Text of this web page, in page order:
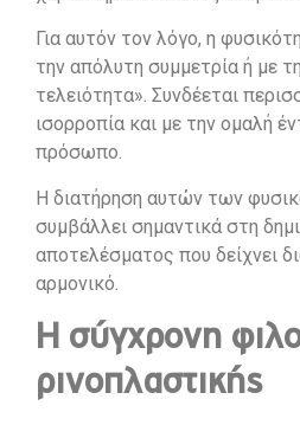
Για αυτόν τον λόγο, η
την απόλυτη συμμετρία ή με
τελειότητα». Συνδέεται
ισορροπία και με την ομαλή
πρόσωπο.
Η διατήρηση αυτών των
συμβάλλει σημαντικά στη
αποτελέσματος που δείχνει
αρμονικό.
Η σύγχρονη
ρινοπλαστικής